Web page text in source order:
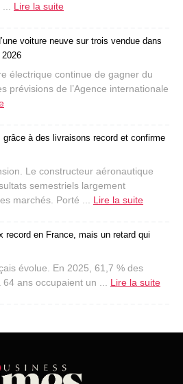
Lire la suite
voiture neuve sur trois vendue dans
électrique continue de gagner du
prévisions de l’Agence internationale
à des livraisons record et confirme
Le constructeur aéronautique
semestriels largement
marchés. Porté ... Lire la suite
record en France, mais un retard qui
évolue. En 2025, 61,7 % des
ans occupaient un ... Lire la suite